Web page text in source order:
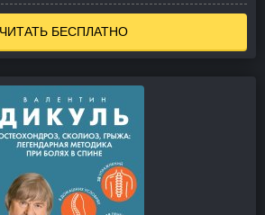
ЧИТАТЬ БЕСПЛАТНО